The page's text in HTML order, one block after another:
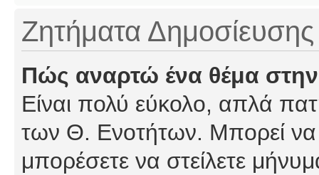
Ζητήματα Δημοσίευσης
Πώς αναρτώ ένα θέμα
Είναι πολύ εύκολο, απλά
των Θ. Ενοτήτων. Μπορεί να
μπορέσετε να στείλετε